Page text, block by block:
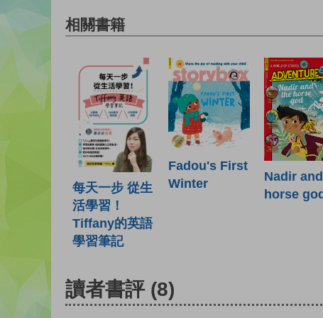
相關書籍
每天一步 從生
活學習！
Tiffany的英語
學習筆記
Fadou's First
Winter
Nadir
horse god
讀者書評 (8)